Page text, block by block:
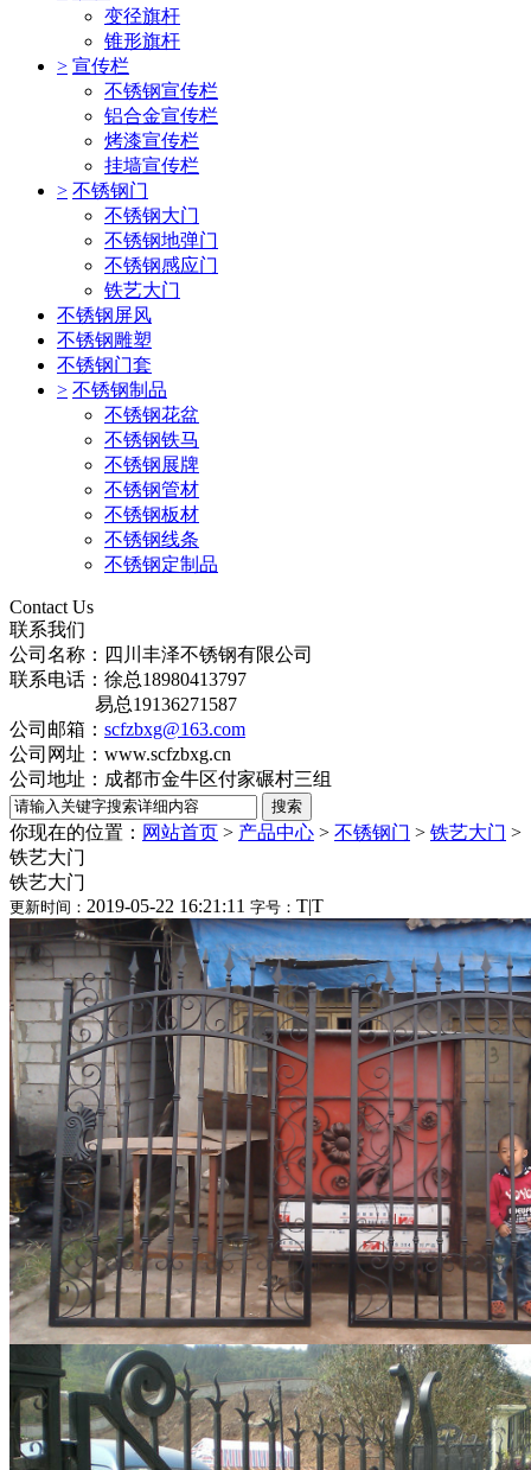
变径旗杆
锥形旗杆
> 宣传栏
不锈钢宣传栏
铝合金宣传栏
烤漆宣传栏
挂墙宣传栏
> 不锈钢门
不锈钢大门
不锈钢地弹门
不锈钢感应门
铁艺大门
不锈钢屏风
不锈钢雕塑
不锈钢门套
> 不锈钢制品
不锈钢花盆
不锈钢铁马
不锈钢展牌
不锈钢管材
不锈钢板材
不锈钢线条
不锈钢定制品
Contact Us
联系我们
公司名称：四川丰泽不锈钢有限公司
联系电话：徐总18980413797
易总19136271587
公司邮箱： scfzbxg@163.com
公司网址：www.scfzbxg.cn
公司地址：成都市金牛区付家碾村三组
你现在的位置： 网站首页 > 产品中心 > 不锈钢门 > 铁艺大门 >
铁艺大门
铁艺大门
更新时间： 2019-05-22 16:21:11 字号： T|T